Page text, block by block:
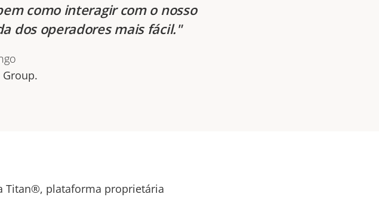
como interagir com o nosso
dos operadores mais fácil.
Group.
Titan®, plataforma proprietária